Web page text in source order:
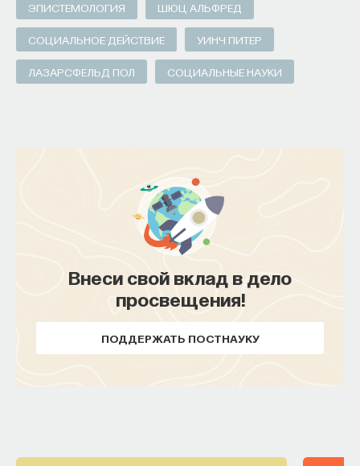
ЭПИСТЕМОЛОГИЯ ШЮЦ АЛЬФРЕД
СОЦИАЛЬНОЕ ДЕЙСТВИЕ УИНЧ ПИТЕР
ЛАЗАРСФЕЛЬД ПОЛ СОЦИАЛЬНЫЕ НАУКИ
Внеси свой вклад в дело
просвещения!
ПОДДЕРЖАТЬ ПОСТНАУКУ